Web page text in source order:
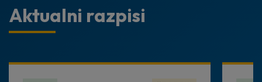
Aktualni razpisi